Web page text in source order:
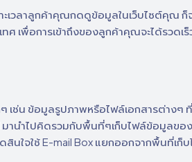
ะเวลาลูกค้าคุณกดดูข้อมูลในเว็บไซต์คุณ ก็
เพื่อการเข้าถึงของลูกค้าคุณจะได้รวดเร็
ช่น ข้อมูลรูปภาพหรือไฟล์เอกสารต่างๆ ที่
มานำไปคิดรวมกับพื้นที่ๆเก็บไฟล์ข้อมูลขอ
สินใจใช้ E-mail Box แยกออกจากพื้นที่เก็